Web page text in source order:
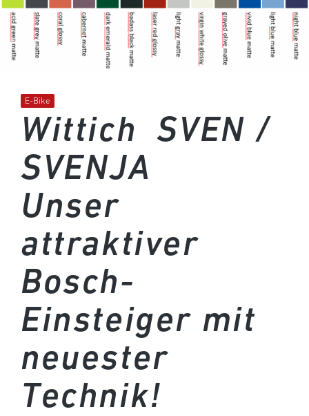
E-Bike
Wittich SVEN /
SVENJA
Unser
attraktiver
Bosch-
Einsteiger mit
neuester
Technik!